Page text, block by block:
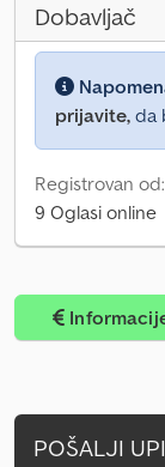
Dobavljač
prijavite, da
Registrovan
9 Oglasi online
POŠALJI